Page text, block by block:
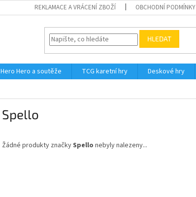
REKLAMACE A VRÁCENÍ ZBOŽÍ OBCHODNÍ PODMÍNKY
HLEDAT
Hero Hero a soutěže TCG karetní hry Deskové hry
Spello
Žádné produkty značkySpello nebyly nalezeny...